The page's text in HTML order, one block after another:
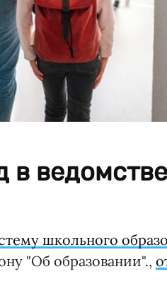
в
школьного
"Об образовании".,